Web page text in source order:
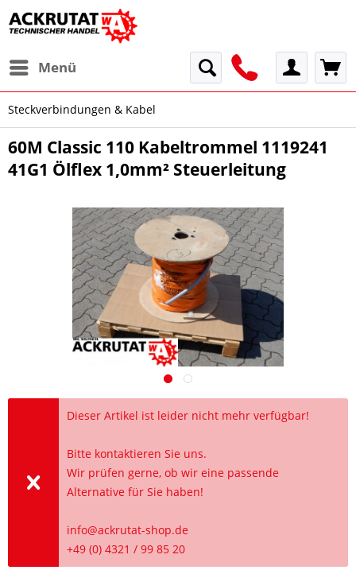
Menü
Steckverbindungen & Kabel
60M Classic 110 Kabeltrommel 1119241
41G1 Ölflex 1,0mm² Steuerleitung
Dieser Artikel ist leider nicht mehr verfügbar!
Bitte kontaktieren Sie uns.
Wir prüfen gerne, ob wir eine passende
Alternative für Sie haben!
info@ackrutat-shop.de
+49 (0) 4321 / 99 85 20